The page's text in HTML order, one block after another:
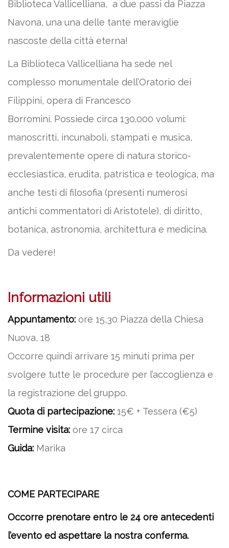
Biblioteca Vallicelliana, a due passi da Piazza
Navona, una una delle tante meraviglie
nascoste della città eterna!
La Biblioteca Vallicelliana ha sede nel
complesso monumentale dell’Oratorio dei
Filippini, opera di Francesco
Borromini. Possiede circa 130.000 volumi:
manoscritti, incunaboli, stampati e musica,
prevalentemente opere di natura storico-
ecclesiastica, erudita, patristica e teologica, ma
anche testi di filosofia (presenti numerosi
antichi commentatori di Aristotele), di diritto,
botanica, astronomia, architettura e medicina.
Da vedere!
Informazioni utili
Appuntamento: ore 15,30 Piazza della Chiesa
Nuova, 18
Occorre quindi arrivare 15 minuti prima per
svolgere tutte le procedure per l’accoglienza e
la registrazione del gruppo.
Quota di partecipazione: 15€ + Tessera (€5)
Termine visita: ore 17 circa
Guida: Marika
COME PARTECIPARE
Occorre prenotare entro le 24 ore antecedenti
l’evento ed aspettare la nostra conferma.